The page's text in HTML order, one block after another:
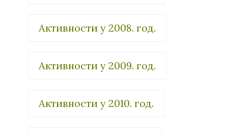
Активности у 2008. год.
Активности у 2009. год.
Активности у 2010. год.